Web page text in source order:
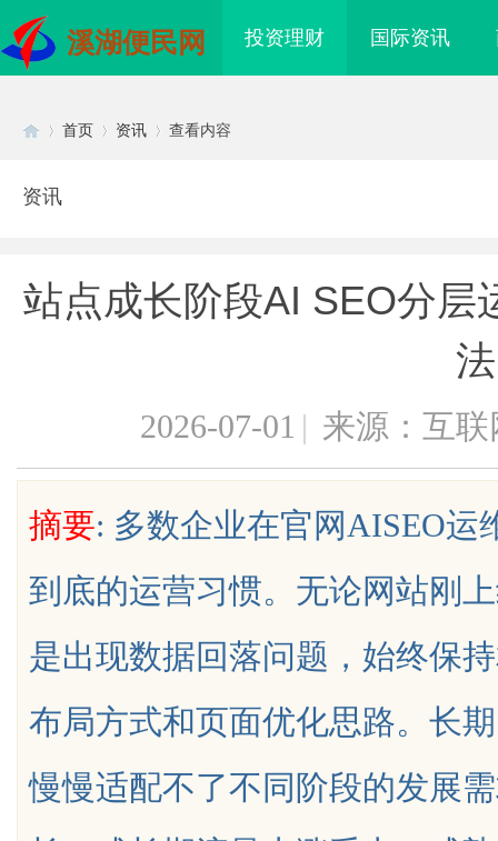
溪湖便民网 投资理财 国际资讯
uz
首页 资讯 查看内容
资讯
站点成长阶段AI SEO分层
法
2026-07-01 | 来源：互联
摘要: 多数企业在官网AISEO
到底的运营习惯。无论网站刚
是出现数据回落问题，始终保
布局方式和页面优化思路。长
慢慢适配不了不同阶段的发展
助您走出法律困